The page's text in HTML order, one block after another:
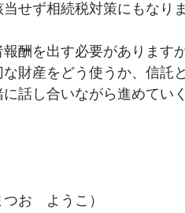
せず相続税対策にもなりま
酬を出す必要があります
財産をどう使うか、信託
話し合いながら進めてい
お　ようこ）